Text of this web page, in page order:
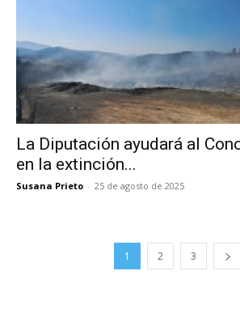
La Diputación ayudará al
en la extinción...
Susana Prieto - 25 de agosto de 2025
1 2 3